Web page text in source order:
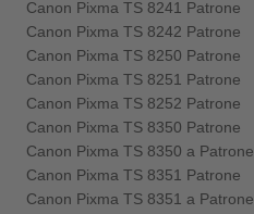
Canon Pixma TS 8241 Patrone
Canon Pixma TS 8242 Patrone
Canon Pixma TS 8250 Patrone
Canon Pixma TS 8251 Patrone
Canon Pixma TS 8252 Patrone
Canon Pixma TS 8350 Patrone
Canon Pixma TS 8350 a Patrone
Canon Pixma TS 8351 Patrone
Canon Pixma TS 8351 a Patrone